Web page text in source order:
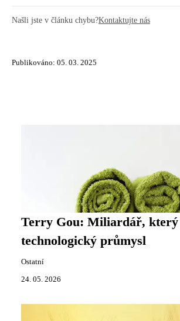
Našli jste v článku chybu?Kontaktujte nás
Publikováno: 05. 03. 2025
Terry Gou: Miliardář, který
technologický průmysl
Ostatní
24. 05. 2026